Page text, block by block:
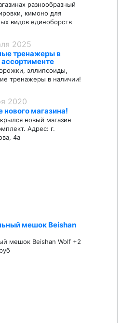
разнообразный
кимоно для
видов единоборств
2025
тренажеры в
эллипсоиды,
тренажеры в наличии!
2020
нового магазина!
новый магазин
Адрес: г.
4а
мешок Beishan
мешок Beishan Wolf +2